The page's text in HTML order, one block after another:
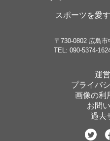
スポーツを愛
〒730-0802 広島
TEL: 090-5374-
運
プライバ
画像の利
お問
過去